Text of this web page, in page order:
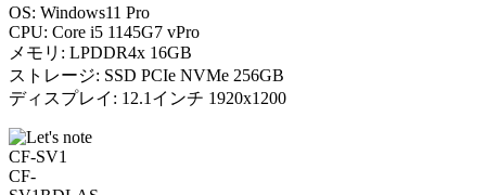
OS: Windows11 Pro
CPU: Core i5 1145G7 vPro
メモリ: LPDDR4x 16GB
ストレージ: SSD PCIe NVMe 256GB
ディスプレイ: 12.1インチ 1920x1200